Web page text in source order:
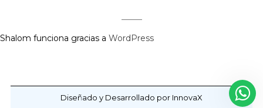
Shalom funciona gracias a WordPress
Diseñado y Desarrollado por InnovaX